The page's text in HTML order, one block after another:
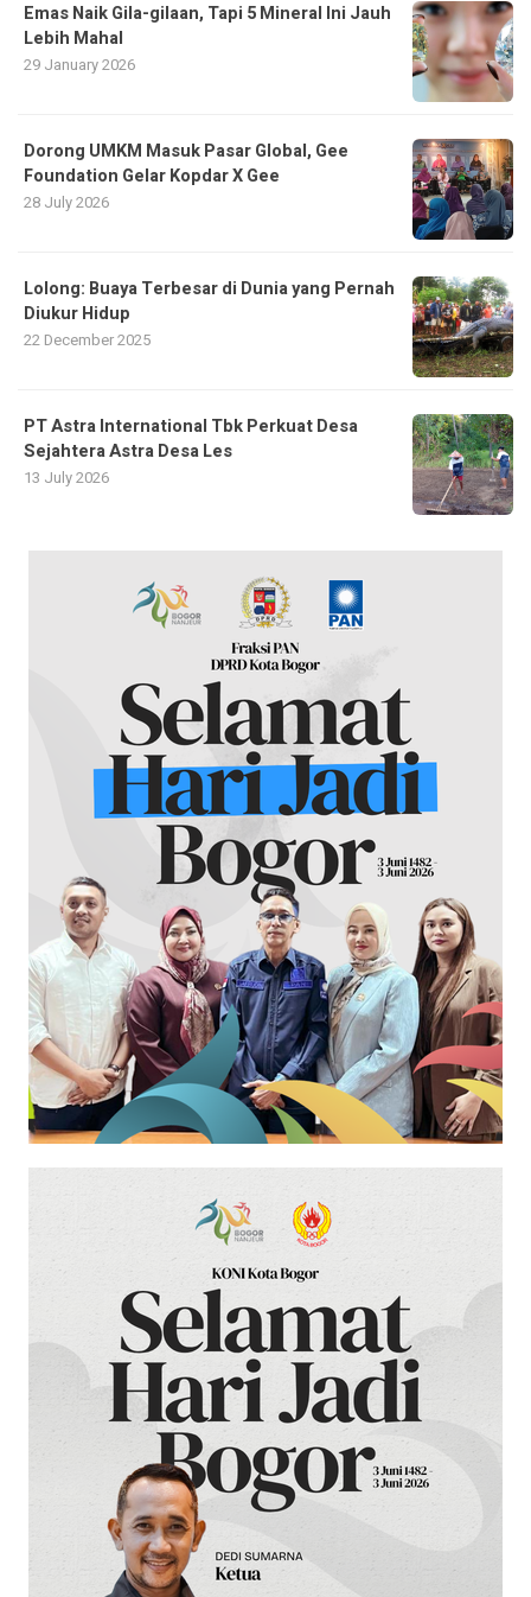
Emas Naik Gila-gilaan, Tapi 5 Mineral Ini Jauh
Lebih Mahal
29 January 2026
Dorong UMKM Masuk Pasar Global, Gee
Foundation Gelar Kopdar X Gee
28 July 2026
Lolong: Buaya Terbesar di Dunia yang Pernah
Diukur Hidup
22 December 2025
PT Astra International Tbk Perkuat Desa
Sejahtera Astra Desa Les
13 July 2026